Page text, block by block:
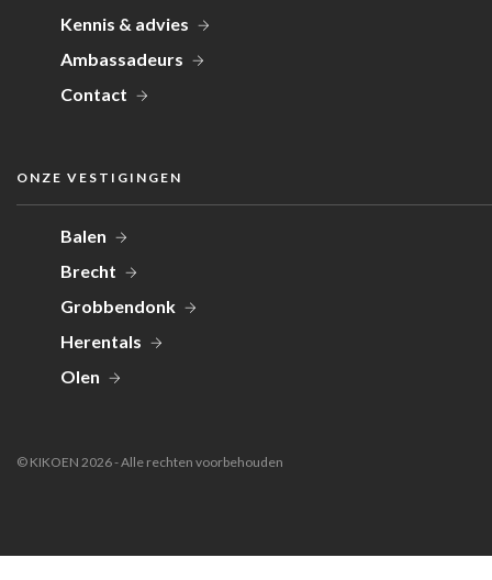
Kennis & advies
Ambassadeurs
Contact
ONZE VESTIGINGEN
Balen
Brecht
Grobbendonk
Herentals
Olen
© KIKOEN 2026 - Alle rechten voorbehouden